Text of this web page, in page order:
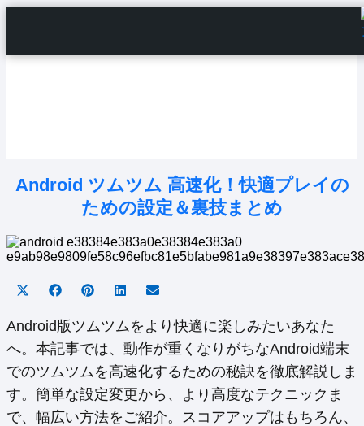
Android ツムツム 高速化！快適プレイの
ための設定＆裏技まとめ
Share
X
(Twitter)
Share
Facebook
Share
Pinterest
Share
LinkedInEmail
Android版ツムツムをより快適に楽しみたいあなた
へ。本記事では、動作が重くなりがちなAndroid端末
でのツムツムを高速化するための秘訣を徹底解説しま
す。簡単な設定変更から、より高度なテクニックま
で、幅広い方法をご紹介。スコアアップはもちろん、